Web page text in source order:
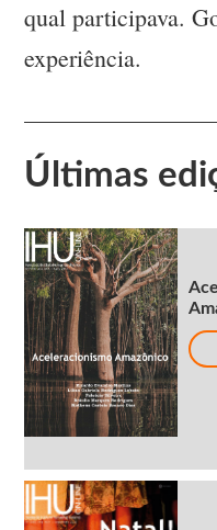
qual participava.
experiência.
Últimas